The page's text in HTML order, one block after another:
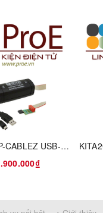
EAR99
Evaluation Board
USB-SDP-CABLEZ USB-to-Serial-I/O Interface Cable